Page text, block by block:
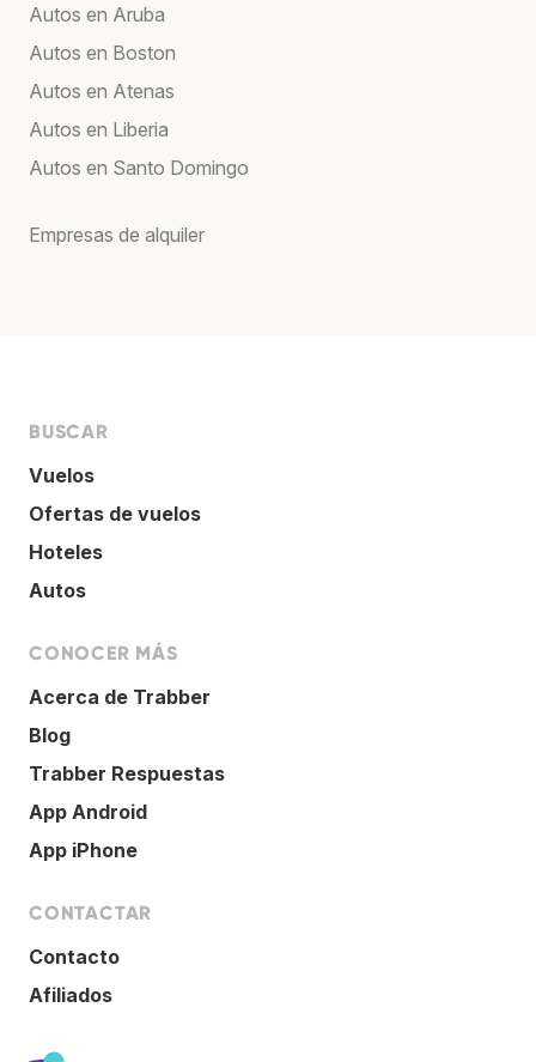
Autos en Aruba
Autos en Boston
Autos en Atenas
Autos en Liberia
Autos en Santo Domingo
Empresas de alquiler
BUSCAR
Vuelos
Ofertas de vuelos
Hoteles
Autos
CONOCER MÁS
Acerca de Trabber
Blog
Trabber Respuestas
App Android
App iPhone
CONTACTAR
Contacto
Afiliados